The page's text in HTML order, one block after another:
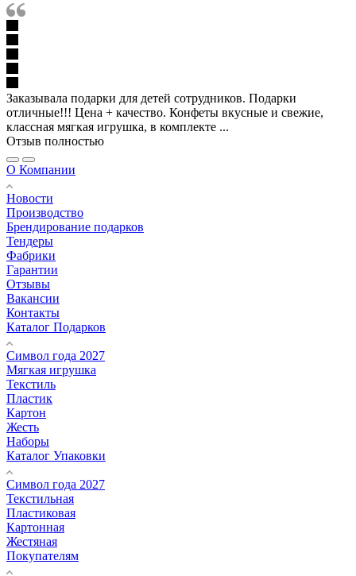
Заказывала подарки для детей сотрудников. Подарки
отличные!!! Цена + качество. Конфеты вкусные и свежие,
классная мягкая игрушка, в комплекте ...
Отзыв полностью
О Компании
Новости
Производство
Брендирование подарков
Тендеры
Фабрики
Гарантии
Отзывы
Вакансии
Контакты
Каталог Подарков
Символ года 2027
Мягкая игрушка
Текстиль
Пластик
Картон
Жесть
Наборы
Каталог Упаковки
Символ года 2027
Текстильная
Пластиковая
Картонная
Жестяная
Покупателям